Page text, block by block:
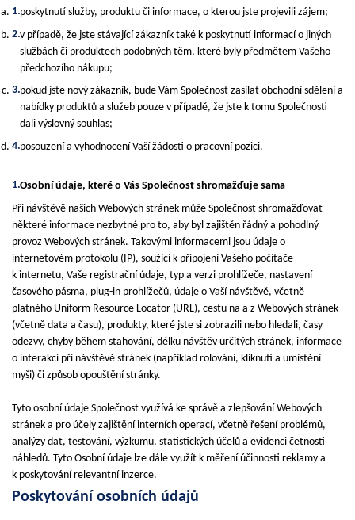
poskytnutí služby, produktu či informace, o kterou jste projevili zájem;
v případě, že jste stávající zákazník také k poskytnutí informací o jiných
službách či produktech podobných těm, které byly předmětem Vašeho
předchozího nákupu;
pokud jste nový zákazník, bude Vám Společnost zasílat obchodní sdělení a
nabídky produktů a služeb pouze v případě, že jste k tomu Společnosti
dali výslovný souhlas;
posouzení a vyhodnocení Vaší žádosti o pracovní pozici.
Osobní údaje, které o Vás Společnost shromažďuje sama
Při návštěvě našich Webových stránek může Společnost shromažďovat
některé informace nezbytné pro to, aby byl zajištěn řádný a pohodlný
provoz Webových stránek. Takovými informacemi jsou údaje o
internetovém protokolu (IP), soužící k připojení Vašeho počítače
k internetu, Vaše registrační údaje, typ a verzi prohlížeče, nastavení
časového pásma, plug-in prohlížečů, údaje o Vaší návštěvě, včetně
platného Uniform Resource Locator (URL), cestu na a z Webových stránek
(včetně data a času), produkty, které jste si zobrazili nebo hledali, časy
odezvy, chyby během stahování, délku návštěv určitých stránek, informace
o interakci při návštěvě stránek (například rolování, kliknutí a umístění
myši) či způsob opouštění stránky.
Tyto osobní údaje Společnost využívá ke správě a zlepšování Webových
stránek a pro účely zajištění interních operací, včetně řešení problémů,
analýzy dat, testování, výzkumu, statistických účelů a evidenci četnosti
náhledů. Tyto Osobní údaje lze dále využít k měření účinnosti reklamy a
k poskytování relevantní inzerce.
Poskytování osobních údajů